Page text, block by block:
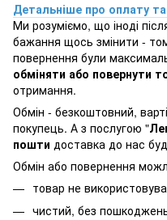
Детальніше про оплату
Ми розуміємо, що іноді
бажання щось змінити -
повернення були
обміняти або повернути
отримання.
Обмін - безкоштовний,
покупець. А з послугою "
пошти доставка до нас
Обмін або повернення
товар не
чистий, без